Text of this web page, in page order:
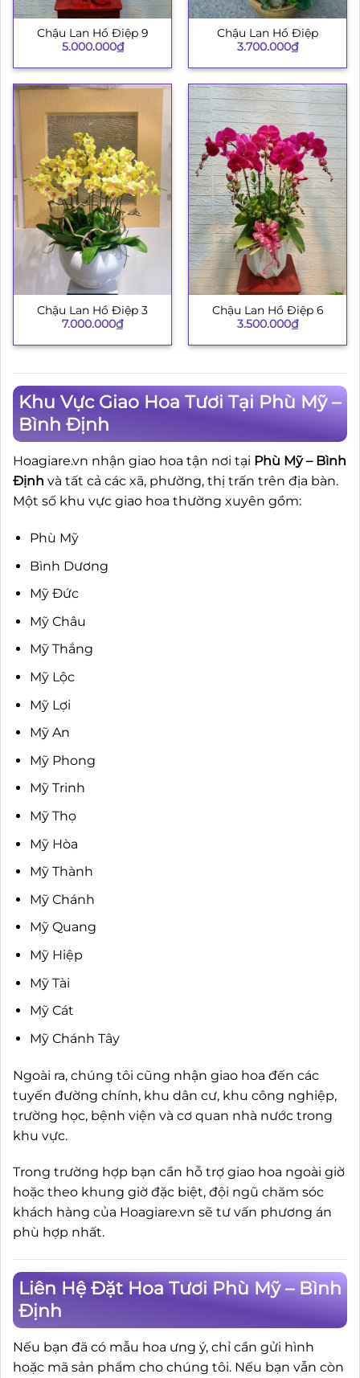
Chậu Lan Hồ Điệp 9
5.000.000₫
Chậu Lan Hồ Điệp
3.700.000₫
Chậu Lan Hồ Điệp 3
7.000.000₫
Chậu Lan Hồ Điệp 6
3.500.000₫
Khu Vực Giao Hoa Tươi Tại Phù Mỹ –
Bình Định
Hoagiare.vn nhận giao hoa tận nơi tại Phù Mỹ – Bình
Định và tất cả các xã, phường, thị trấn trên địa bàn.
Một số khu vực giao hoa thường xuyên gồm:
Phù Mỹ
Bình Dương
Mỹ Đức
Mỹ Châu
Mỹ Thắng
Mỹ Lộc
Mỹ Lợi
Mỹ An
Mỹ Phong
Mỹ Trinh
Mỹ Thọ
Mỹ Hòa
Mỹ Thành
Mỹ Chánh
Mỹ Quang
Mỹ Hiệp
Mỹ Tài
Mỹ Cát
Mỹ Chánh Tây
Ngoài ra, chúng tôi cũng nhận giao hoa đến các
tuyến đường chính, khu dân cư, khu công nghiệp,
trường học, bệnh viện và cơ quan nhà nước trong
khu vực.
Trong trường hợp bạn cần hỗ trợ giao hoa ngoài giờ
hoặc theo khung giờ đặc biệt, đội ngũ chăm sóc
khách hàng của Hoagiare.vn sẽ tư vấn phương án
phù hợp nhất.
Liên Hệ Đặt Hoa Tươi Phù Mỹ – Bình
Định
Nếu bạn đã có mẫu hoa ưng ý, chỉ cần gửi hình
hoặc mã sản phẩm cho chúng tôi. Nếu bạn vẫn còn